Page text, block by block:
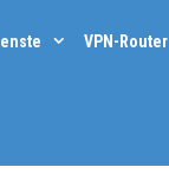
VPN-Router